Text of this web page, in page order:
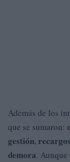
Además de los
que se sumaron:
gestión,
demora. Aunque